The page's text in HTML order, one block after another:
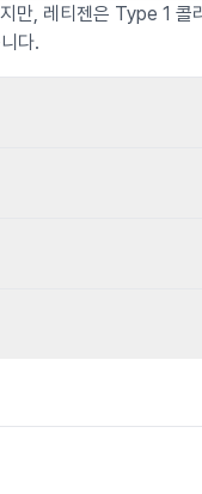
만, 레티젠은 Type 1 콜
다.